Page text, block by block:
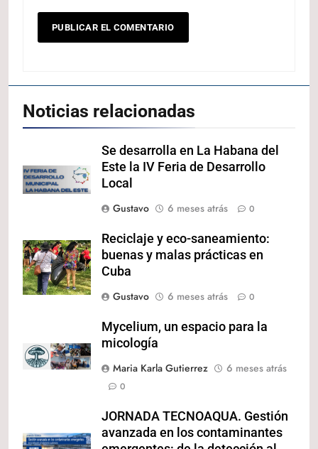
Noticias relacionadas
Se desarrolla en La Habana del
Este la IV Feria de Desarrollo
Local
Gustavo
6 meses atrás 0
Reciclaje y eco-saneamiento:
buenas y malas prácticas en
Cuba
Gustavo
6 meses atrás 0
Mycelium, un espacio para la
micología
Maria Karla Gutierrez
6 meses atrás
0
JORNADA TECNOAQUA. Gestión
avanzada en los contaminantes